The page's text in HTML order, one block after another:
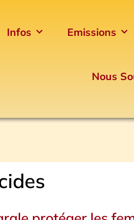
Infos Emissions
Nous